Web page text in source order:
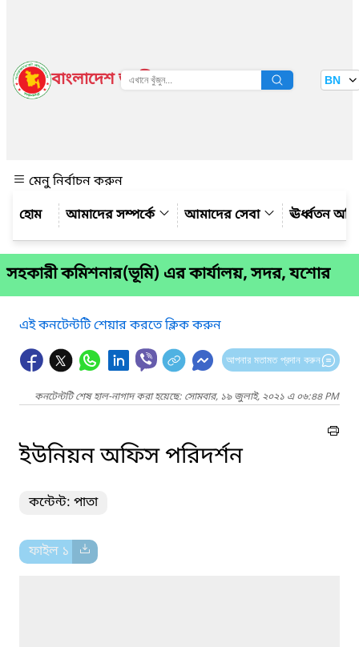
বাংলাদেশ জাতীয় তথ্য বাতায়ন BN
মেনু নির্বাচন করুন
আমাদের সম্পর্কে
আমাদের সেবা ঊর্ধ্বতন
সহকারী কমিশনার(ভূমি) এর কার্যালয়, সদর, যশোর
এই কনটেন্টটি শেয়ার করতে ক্লিক করুন
আপনার মতামত প্রদান করুন
কনটেন্টটি শেষ হাল-নাগাদ করা হয়েছে: সোমবার, ১৯ জুলাই, ২০২১ এ ০৬:৪৪ PM
ইউনিয়ন অফিস পরিদর্শন
কন্টেন্ট: পাতা
ফাইল ১